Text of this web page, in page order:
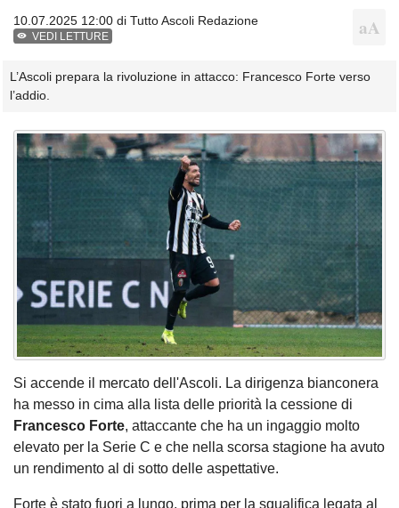
10.07.2025 12:00 di Tutto Ascoli Redazione
VEDI LETTURE
L’Ascoli prepara la rivoluzione in attacco: Francesco Forte verso
l’addio.
Si accende il mercato dell'Ascoli. La dirigenza bianconera
ha messo in cima alla lista delle priorità la cessione di
Francesco Forte, attaccante che ha un ingaggio molto
elevato per la Serie C e che nella scorsa stagione ha avuto
un rendimento al di sotto delle aspettative.
Forte è stato fuori a lungo, prima per la squalifica legata al